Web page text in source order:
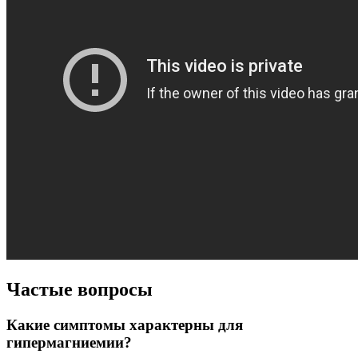
Частые вопросы
Какие симптомы характерны для
гипермагниемии?